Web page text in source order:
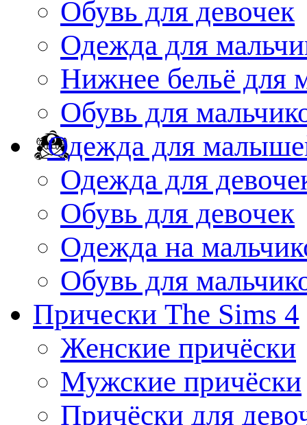
Обувь для девочек
Одежда для
Нижнее бельё для
Обувь для
Одежда для
Одежда для
Обувь для девочек
Одежда на
Обувь для
Прически The Sims 4
Женские причёски
Мужские причёски
Причёски для